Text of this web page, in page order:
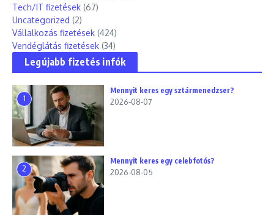
Tech/IT fizetések (67)
Uncategorized (2)
Vállalkozás fizetések (424)
Vendéglátás fizetések (34)
Legújabb fizetés infók
1
Mennyit keres egy sztármenedzser?
2026-08-07
2
Mennyit keres egy celebfotós?
2026-08-05